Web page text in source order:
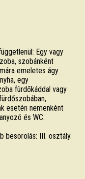
Egy vagy
szobánként
emeletes ágy
egy
fürdőkáddal vagy
esetén nemenként
és WC.
besorolás: III. osztály.